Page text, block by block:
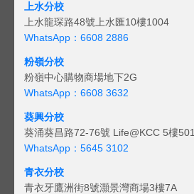
上水分校
上水龍琛路48號上水匯10樓1004
WhatsApp：6608 2886
粉嶺分校
粉嶺中心購物商場地下2G
WhatsApp：6608 3632
葵興分校
葵涌葵昌路72-76號 Life@KCC 5樓501
WhatsApp：5645 3102
青衣分校
青衣牙鷹洲街8號灝景灣商場3樓7A